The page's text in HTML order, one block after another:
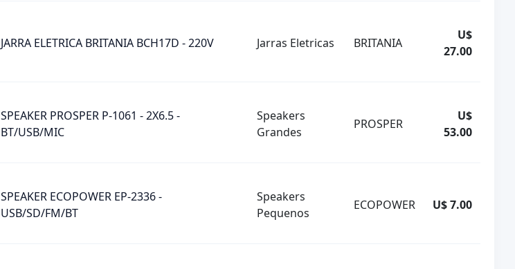
JARRA ELETRICA BRITANIA BCH17D - 220V Jarras Eletricas BRITANIA
U$
27.00
SPEAKER PROSPER P-1061 - 2X6.5 -
BT/USB/MIC
Speakers
Grandes
PROSPER
U$
53.00
SPEAKER ECOPOWER EP-2336 -
USB/SD/FM/BT
Speakers
Pequenos
ECOPOWER U$ 7.00